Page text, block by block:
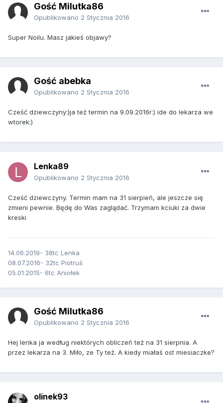
Gość Milutka86
Opublikowano 2 Stycznia 2016
Super Noilu. Masz jakieś objawy?
Gość abebka
Opublikowano 2 Stycznia 2016
Cześć dziewczyny:)ja też termin na 9.09.2016r:) ide do lekarza we
wtorek:)
Lenka89
Opublikowano 2 Stycznia 2016
Cześć dziewczyny. Termin mam na 31 sierpień, ale jeszcze się
zmieni pewnie. Będę do Was zaglądać. Trzymam kciuki za dwie
kreski
14.06.2019- 38tc Lenka
08.07.2016- 32tc Piotruś
05.01.2015- 6tc Aniołek
Gość Milutka86
Opublikowano 2 Stycznia 2016
Hej lenka ja według niektórych obliczeń też na 31 sierpnia. A
przez lekarza na 3. Miło, ze Ty też. A kiedy miałaś ost miesiaczke?
olinek93